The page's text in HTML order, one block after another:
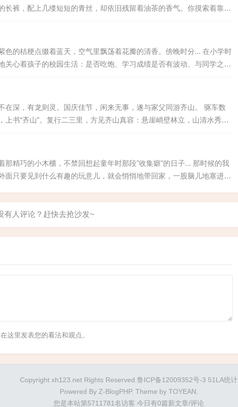
长裤，配上几缕短短的青丝，却依旧残留着油茶的香气。你摸索着靠近
的脸颊，气息微弱地说："怎么又瘦了？是不是爷爷做得不够合口？咳
喜欢的……" 我...
色的桔梗点缀着蓝天，空气里飘荡着花瓣的清香。傍晚时分... 在小学时
关心着孩子的校园生活：是否吃饱、学习成绩是否有波动、与同学之间
母们牵挂不已。因此，大多数家长都会选择亲自送饭给孩子。而我，同
爱。 记...
在深，有龙则灵。国庆佳节，闲来无事，遂与家父同游齐山。 驱车数
上书“齐山”。复行二三里，方见齐山真容：悬崖峭壁林立，山清水秀人
观之极。 抵齐山，入门而行，道旁百花竞放，色彩斑斓，引得游人驻
来，令人心旷...
那精巧的小木櫃，不禁回想起童年时那段"收集癖"的日子... 那时候的我
面只要见到什么有趣的玩意儿，就会悄悄地带回家，一股脑儿地塞进小
五彩斑...
这里发表您的看法和观点。
Copyright xh123.net Rights Reserved.鲁ICP备12009352号-3 51LA统计
Powered By Z-BlogPHP. Theme by TOYEAN
您是本站第5711781名访客 今日有0篇新文章/评论